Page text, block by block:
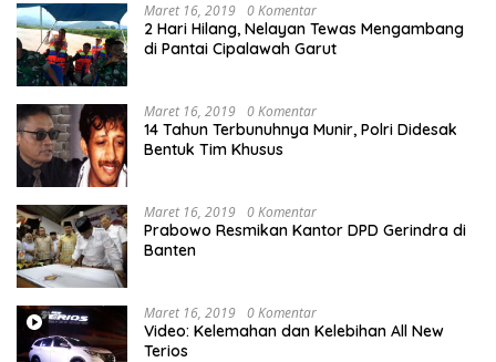
Maret 16, 2019 0 Komentar
2 Hari Hilang, Nelayan Tewas Mengambang
di Pantai Cipalawah Garut
Maret 16, 2019 0 Komentar
14 Tahun Terbunuhnya Munir, Polri Didesak
Bentuk Tim Khusus
Maret 16, 2019 0 Komentar
Prabowo Resmikan Kantor DPD Gerindra di
Banten
Maret 16, 2019 0 Komentar
Video: Kelemahan dan Kelebihan All New
Terios